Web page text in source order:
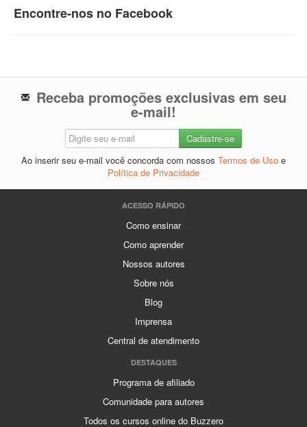
Encontre-nos no Facebook
Receba promoções exclusivas em seu
e-mail!
Ao inserir seu e-mail você concorda com nossos Termos de Uso e
Política de Privacidade
ACESSO RÁPIDO
Como ensinar
Como aprender
Nossos autores
Sobre nós
Blog
Imprensa
Central de atendimento
DESTAQUES
Programa de afiliado
Comunidade para autores
Todos os cursos online do Buzzero